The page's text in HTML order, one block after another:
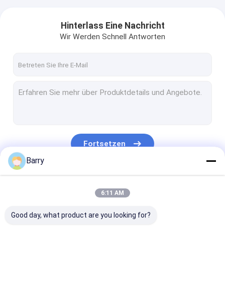
Kennzeichnung Sprühfarbe
Markierungsstift
Silikon-Dichtstoff
Hinterlass Eine Nachricht
Wir Werden Schnell Antworten
Fortsetzen
Barry
6:11 AM
Good day, what product are you looking for?